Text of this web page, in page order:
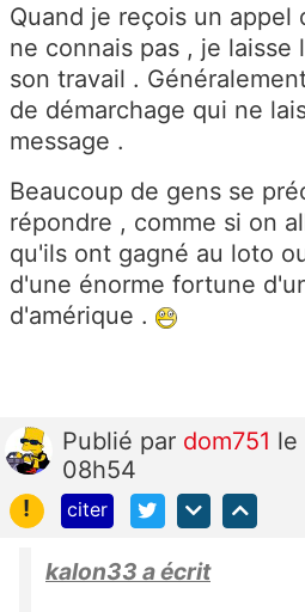
Quand je reçois un appel
ne connais pas , je laisse
son travail .
de démarchage qui ne
message .
Beaucoup de gens se
répondre , comme si on
qu'ils ont gagné au loto
d'une énorme fortune
d'amérique .
Publié par dom751 le
08h54
!
citer
kalon33 a écrit